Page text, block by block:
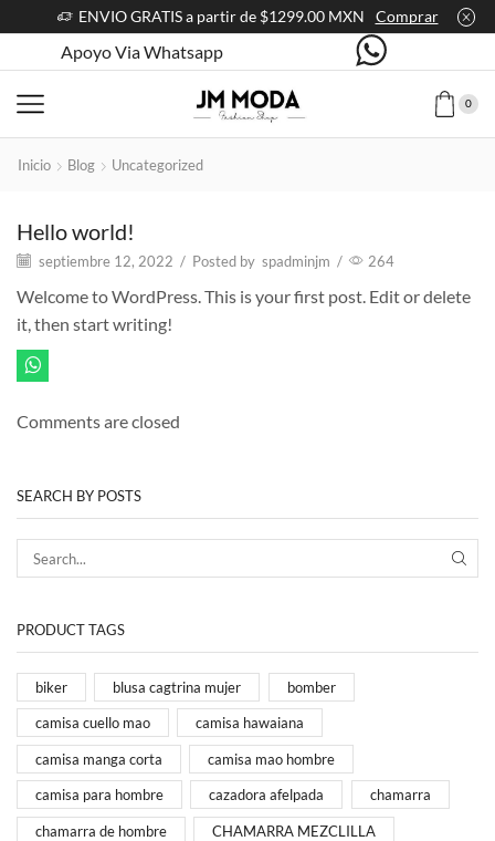
ENVIO GRATIS a partir de $1299.00 MXN Comprar
Apoyo Via Whatsapp
0
Inicio Blog Uncategorized
Hello world!
septiembre 12, 2022 / Posted by spadminjm / 264
Welcome to WordPress. This is your first post. Edit or delete
it, then start writing!
Comments are closed
SEARCH BY POSTS
PRODUCT TAGS
biker blusa cagtrina mujer bomber
camisa cuello mao camisa hawaiana
camisa manga corta camisa mao hombre
camisa para hombre cazadora afelpada chamarra
chamarra de hombre CHAMARRA MEZCLILLA